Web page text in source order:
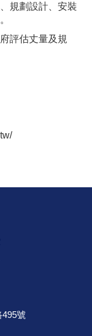
規劃設計、安裝
評估丈量及規
號